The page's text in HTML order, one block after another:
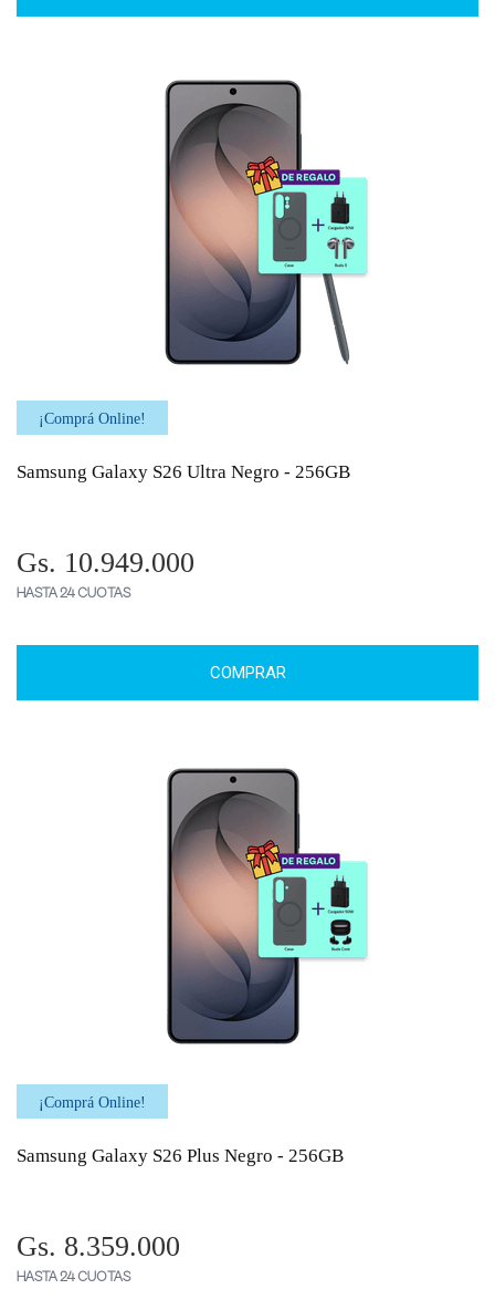
¡Comprá Online!
Samsung Galaxy S26 Ultra Negro - 256GB
Gs. 10.949.000
HASTA 24 CUOTAS
COMPRAR
¡Comprá Online!
Samsung Galaxy S26 Plus Negro - 256GB
Gs. 8.359.000
HASTA 24 CUOTAS